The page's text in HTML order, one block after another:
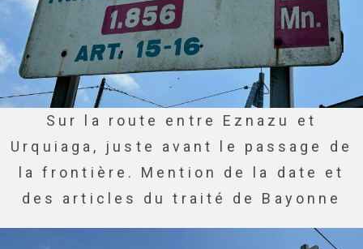
Sur la route entre Eznazu et
Urquiaga, juste avant le passage de
la frontière. Mention de la date et
des articles du traité de Bayonne